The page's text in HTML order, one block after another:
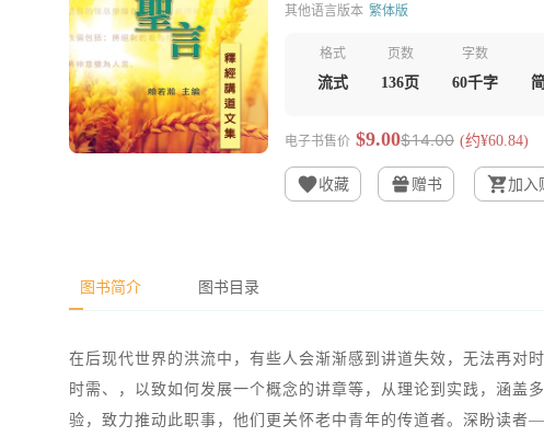
其他语言版本 繁体版
格式
流式
页数
136页
字数
60千字
电子书售价 $9.00$14.00 (约¥60.84)
收藏 赠书 加入
图书简介 图书目录
在后现代世界的洪流中，有些人会渐渐感到讲道失效，无法再对
时需、，以致如何发展一个概念的讲章等，从理论到实践，涵盖
验，致力推动此职事，他们更关怀老中青年的传道者。深盼读